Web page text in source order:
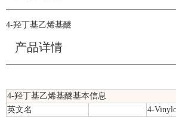
4-羟丁基乙烯基醚
产品详情
4-羟丁基乙烯基醚基本信息
英文名
4-